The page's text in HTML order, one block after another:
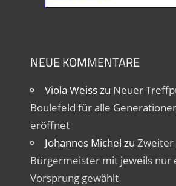
NEUE KOMMENTARE
Viola Weisszu Neuer
Boulefeld für alle
eröffnet
Johannes Michel zu
Bürgermeister mit jeweils nur
Vorsprung gewählt